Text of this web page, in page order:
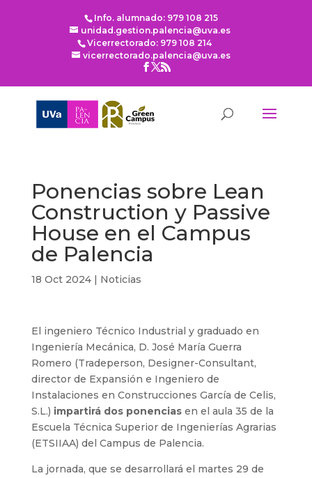
Info. alumnado: 979 108 215
unidad.gestion.palencia@uva.es
Vicerrectorado: 979 108 214
vicerrectorado.palencia@uva.es
Ponencias sobre Lean
Construction y Passive
House en el Campus
de Palencia
18 Oct 2024| Noticias
El ingeniero Técnico Industrial y graduado en
Ingeniería Mecánica, D. José María Guerra
Romero (Tradeperson, Designer-Consultant,
director de Expansión e Ingeniero de
Instalaciones en Construcciones García de Celis,
S.L.) impartirá dos ponenciasen el aula 35 de la
Escuela Técnica Superior de Ingenierías Agrarias
(ETSIIAA) del Campus de Palencia.
La jornada, que se desarrollará el martes 29 de